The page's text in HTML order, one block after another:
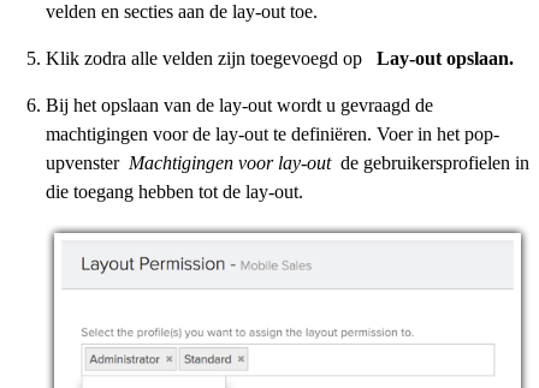
velden en secties aan de lay-out toe.
Klik zodra alle velden zijn toegevoegd op Lay-out opslaan.
Bij het opslaan van de lay-out wordt u gevraagd de
machtigingen voor de lay-out te definiëren. Voer in het pop-
upvenster Machtigingen voor lay-outde gebruikersprofielen in
die toegang hebben tot de lay-out.